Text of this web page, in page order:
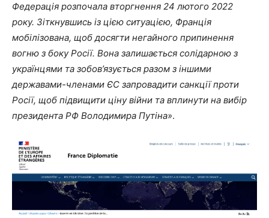
Федерація розпочала вторгнення 24 лютого 2022
року. Зіткнувшись із цією ситуацією, Франція
мобілізована, щоб досягти негайного припинення
вогню з боку Росії. Вона залишається солідарною з
українцями та зобов’язується разом з іншими
державами-членами ЄС запровадити санкції проти
Росії, щоб підвищити ціну війни та вплинути на вибір
президента РФ Володимира Путіна».